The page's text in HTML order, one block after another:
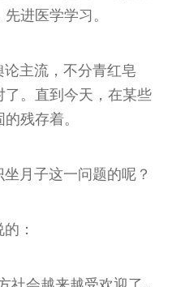
进医学学习。
主流，不分青红皂
。直到今天，在某些
残存着。
月子这一问题的呢？
：